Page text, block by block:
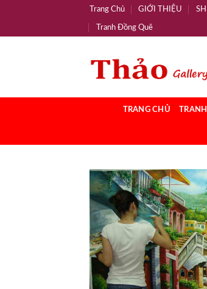
Trang Chủ GIỚI THIỆU
Tranh Đồng Quê
TRANG CHỦ